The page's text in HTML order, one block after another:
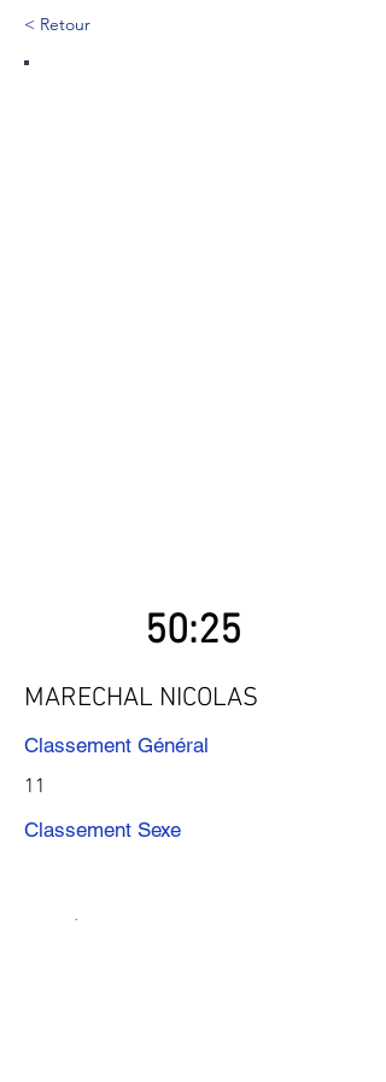
< Retour
50:25
MARECHAL NICOLAS
Classement Général
11
Classement Sexe
Précédent